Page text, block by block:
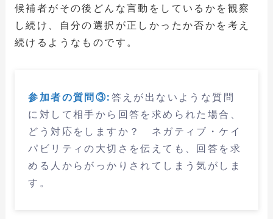
候補者がその後どんな言動をしているかを観察
し続け、自分の選択が正しかったか否かを考え
続けるようなものです。
参加者の質問③:答えが出ないような質問
に対して相手から回答を求められた場合、
どう対応をしますか？ ネガティブ・ケイ
パビリティの大切さを伝えても、回答を求
める人からがっかりされてしまう気がしま
す。